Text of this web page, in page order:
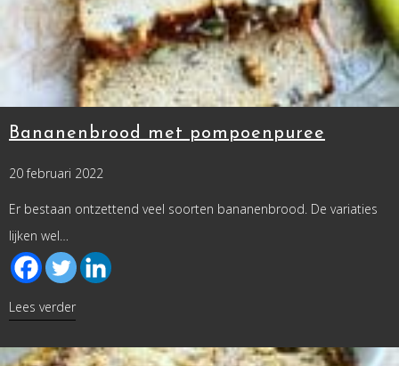
Bananenbrood met pompoenpuree
20 februari 2022
Er bestaan ontzettend veel soorten bananenbrood. De variaties
lijken wel…
Lees verderabout Bananenbrood met pompoenpuree